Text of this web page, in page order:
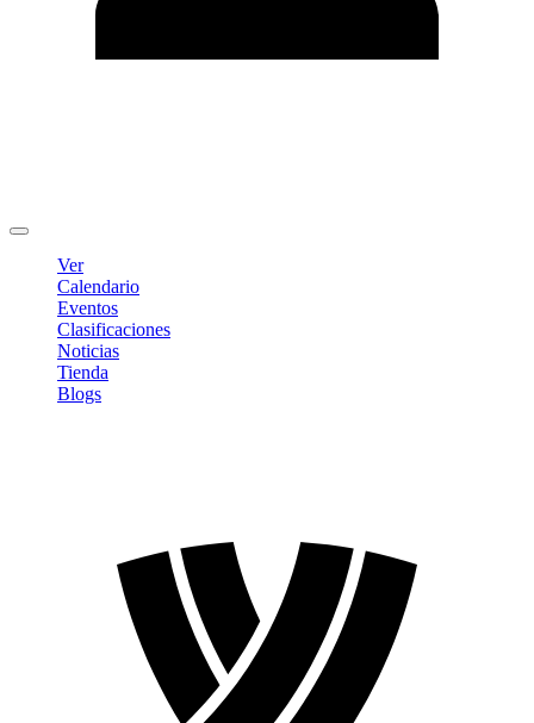
Ver
Calendario
Eventos
Clasificaciones
Noticias
Tienda
Blogs